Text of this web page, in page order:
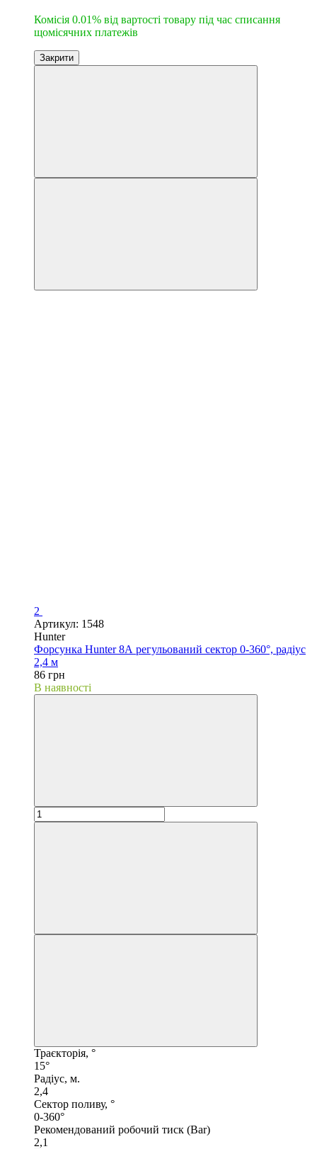
Комісія 0.01% від вартості товару під час списання
щомісячних платежів
Закрити
2
Артикул: 1548
Hunter
Форсунка Hunter 8А регульований сектор 0-360°, радіус
2,4 м
86 грн
В наявності
Траєкторія, °
15°
Радіус, м.
2,4
Сектор поливу, °
0-360°
Рекомендований робочий тиск (Bar)
2,1